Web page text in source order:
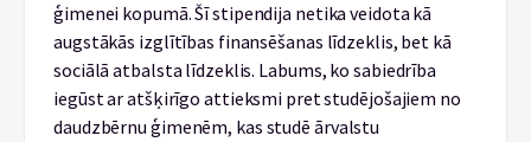
ģimenei kopumā. Šī stipendija netika veidota kā
augstākās izglītības finansēšanas līdzeklis, bet kā
sociālā atbalsta līdzeklis. Labums, ko sabiedrība
iegūst ar atšķirīgo attieksmi pret studējošajiem no
daudzbērnu ģimenēm, kas studē ārvalstu